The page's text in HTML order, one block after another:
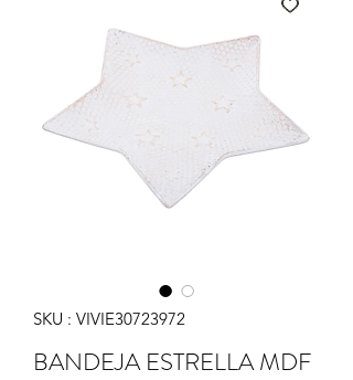
SKU : VIVIE30723972
BANDEJA ESTRELLA MDF